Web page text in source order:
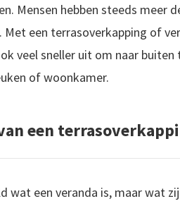
Mensen hebben steeds meer
Met een terrasoverkapping of
veel sneller uit om naar
of woonkamer.
een
wat een veranda is, maar wat